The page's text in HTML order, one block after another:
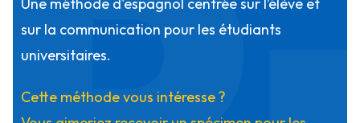
sur la communication pour les étudiants
universitaires.
Cette méthode vous intéresse ?